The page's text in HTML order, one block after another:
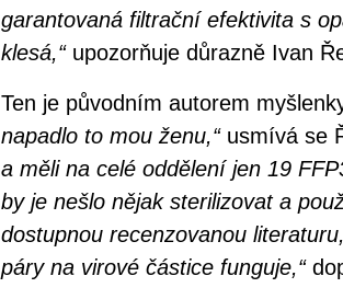
garantovaná filtrační efektivita s
klesá,“upozorňuje důrazně Ivan
Ten je původním autorem
napadlo to mou ženu,“usmívá se
a měli na celé oddělení jen 19
by je nešlo nějak sterilizovat a
dostupnou recenzovanou
páry na virové částice funguje,“